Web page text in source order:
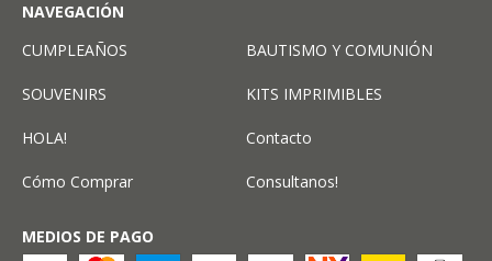
NAVEGACIÓN
CUMPLEAÑOS
BAUTISMO Y COMUNIÓN
SOUVENIRS KITS IMPRIMIBLES
HOLA! Contacto
Cómo Comprar Consultanos!
MEDIOS DE PAGO